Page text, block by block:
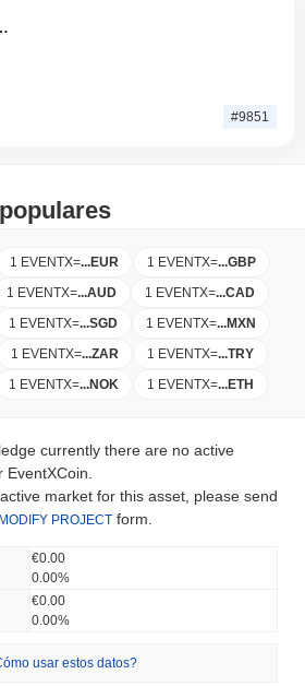
#9851
1 EVENTX=...EUR 1 EVENTX=...GBP
1 EVENTX=...AUD 1 EVENTX=...CAD
1 EVENTX=...SGD 1 EVENTX=...MXN
1 EVENTX=...ZAR 1 EVENTX=...TRY
1 EVENTX=...NOK 1 EVENTX=...ETH
currently there are no active
market for this asset, please send
MODIFY PROJECT form.
€0.00
0.00%
€0.00
0.00%
usar estos datos?